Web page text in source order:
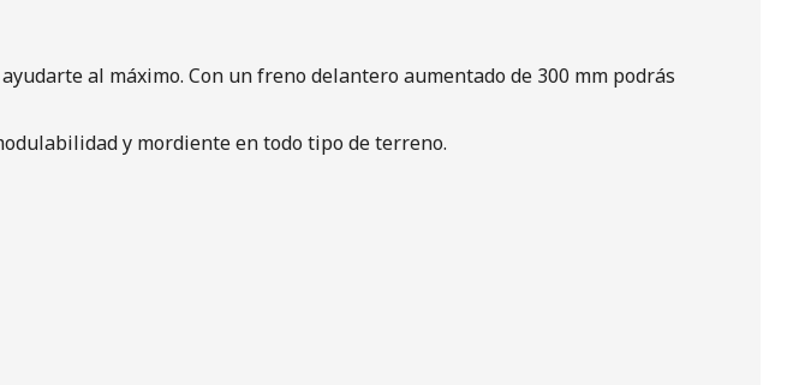
al máximo. Con un freno delantero aumentado de 300 mm podrás
y mordiente en todo tipo de terreno.